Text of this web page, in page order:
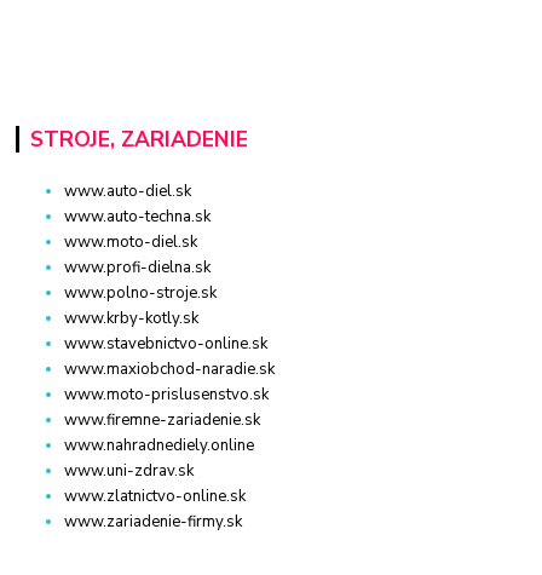
STROJE, ZARIADENIE
www.auto-diel.sk
www.auto-techna.sk
www.moto-diel.sk
www.profi-dielna.sk
www.polno-stroje.sk
www.krby-kotly.sk
www.stavebnictvo-online.sk
www.maxiobchod-naradie.sk
www.moto-prislusenstvo.sk
www.firemne-zariadenie.sk
www.nahradnediely.online
www.uni-zdrav.sk
www.zlatnictvo-online.sk
www.zariadenie-firmy.sk